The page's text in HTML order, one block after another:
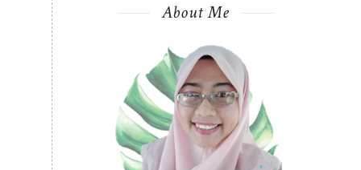
About Me